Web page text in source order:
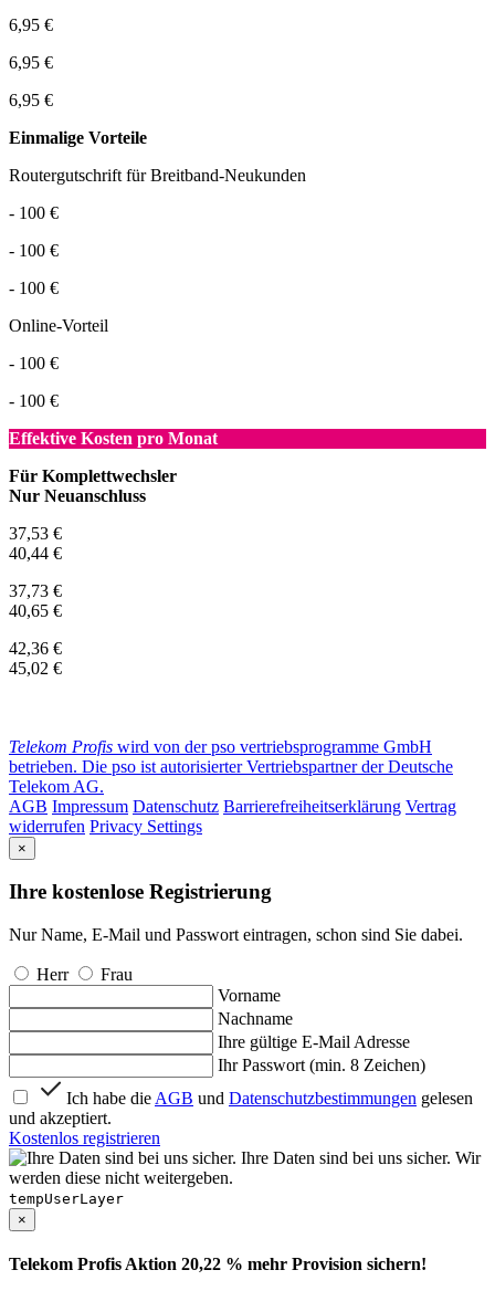
6,95 €
6,95 €
6,95 €
Einmalige Vorteile
Routergutschrift für Breitband-Neukunden
- 100 €
- 100 €
- 100 €
Online-Vorteil
- 100 €
- 100 €
Effektive Kosten pro Monat
Für Komplettwechsler
Nur Neuanschluss
37,53 €
40,44 €
37,73 €
40,65 €
42,36 €
45,02 €
Telekom Profis wird von der pso vertriebsprogramme GmbH
betrieben. Die pso ist autorisierter Vertriebspartner der Deutsche
Telekom AG.
AGB Impressum Datenschutz Barrierefreiheitserklärung Vertrag
widerrufen Privacy Settings
×
Ihre kostenlose Registrierung
Nur Name, E-Mail und Passwort eintragen, schon sind Sie dabei.
Herr
Frau
Vorname
Nachname
Ihre gültige E-Mail Adresse
Ihr Passwort (min. 8 Zeichen)
Ich habe die AGB und Datenschutzbestimmungen gelesen
und akzeptiert.
Kostenlos registrieren
Ihre Daten sind bei uns sicher. Wir
werden diese nicht weitergeben.
tempUserLayer
×
Telekom Profis Aktion 20,22 % mehr Provision sichern!